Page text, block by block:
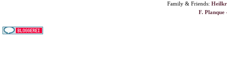
Family & Friends:
F. Planque